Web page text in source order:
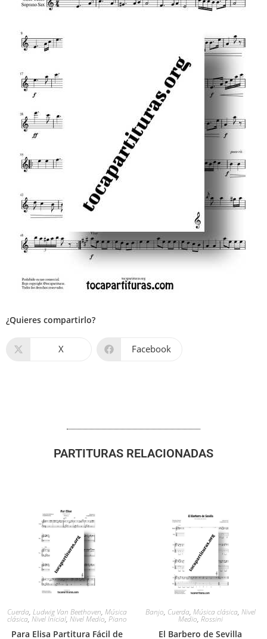
¿Quieres compartirlo?
X Facebook
PARTITURAS RELACIONADAS
Cuerda, Ludwig Van Beethoven, Música
clásica,Nivel Inicial, Nivel Medio, Piano
Para Elisa Partitura Fácil de
Banjo, Cuerda, Música clásica, Nivel
Medio, Rossini
El Barbero de Sevilla